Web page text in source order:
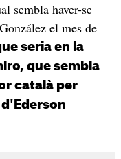
sembla haver-se
el mes de
seria en la
que sembla
català per